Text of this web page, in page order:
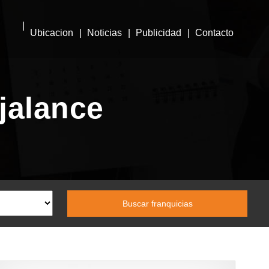
Ubicacion Noticias Publicidad Contacto